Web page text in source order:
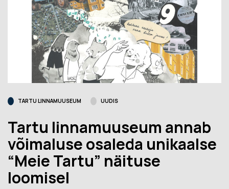
TARTU LINNAMUUSEUM UUDIS
Tartu linnamuuseum annab
võimaluse osaleda unikaalse
“Meie Tartu” näituse
loomisel